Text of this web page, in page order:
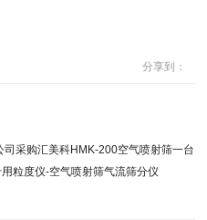
分享到：
采购汇美科HMK-200空气喷射筛一台
粒度仪-空气喷射筛气流筛分仪